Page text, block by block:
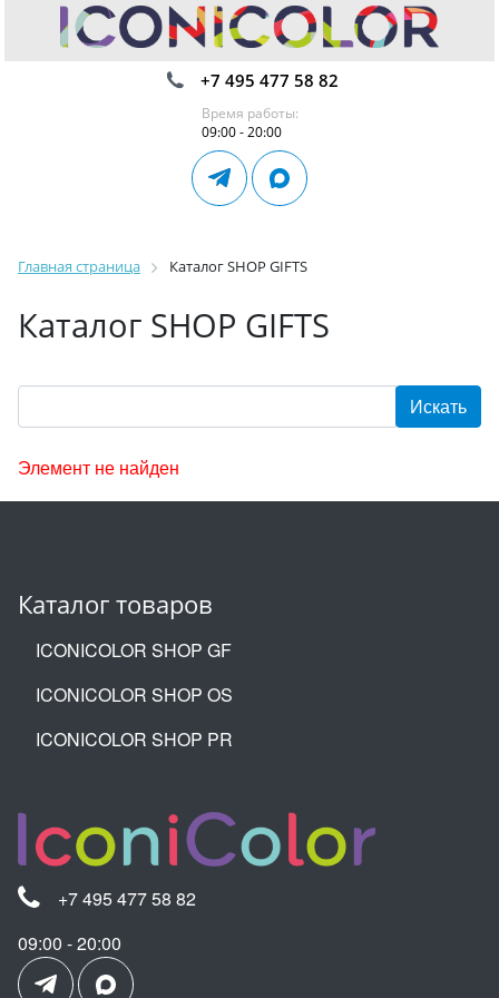
+7 495 477 58 82
Время работы:
09:00 - 20:00
Главная страница Каталог SHOP GIFTS
Каталог SHOP GIFTS
Элемент не найден
Каталог товаров
ICONICOLOR SHOP GF
ICONICOLOR SHOP OS
ICONICOLOR SHOP PR
+7 495 477 58 82
09:00 - 20:00